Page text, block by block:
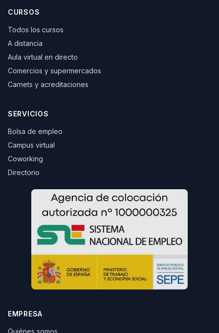
CURSOS
Todos los cursos
A distancia
Aula virtual en directo
Comercios y supermercados
Carnets y acreditaciones
SERVICIOS
Bolsa de empleo
Campus virtual
Coworking
Directorio
EMPRESA